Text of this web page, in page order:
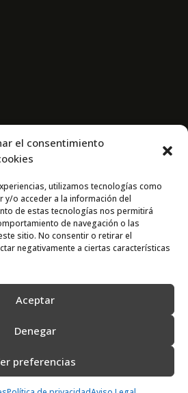
el consentimiento
utilizamos tecnologías como
y/o acceder a la información del
de estas tecnologías nos permitirá
de navegación o las
sitio. No consentir o retirar el
negativamente a ciertas características
Aceptar
Denegar
preferencias
Medicina
Directivos de la Región de Murcia. Diseñada
porN7